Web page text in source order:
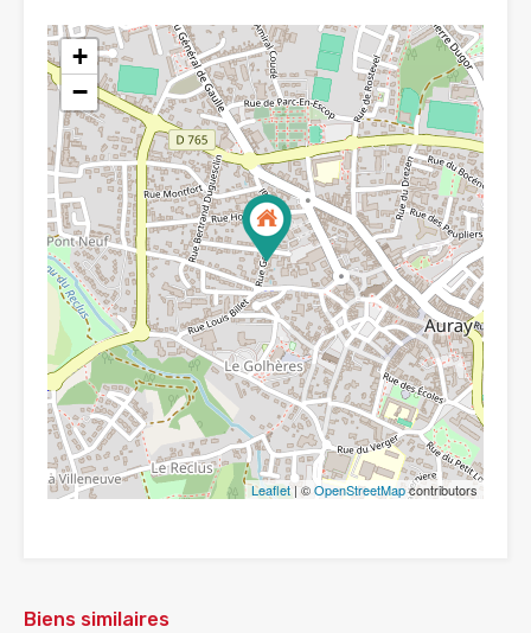
+
−
Leaflet | ©OpenStreetMapcontributors
Biens similaires